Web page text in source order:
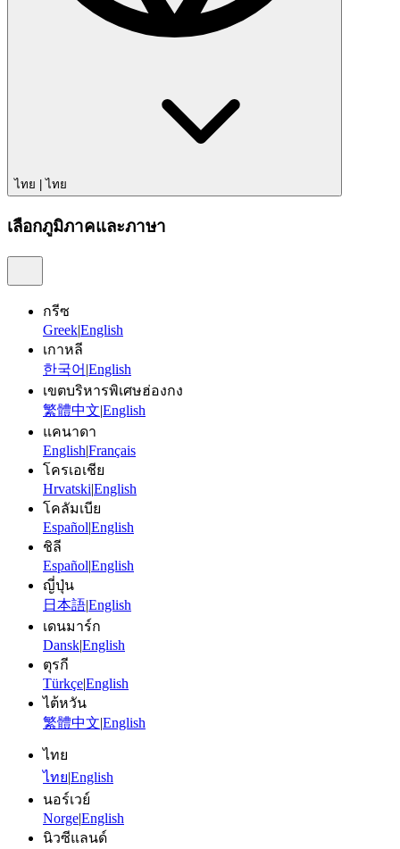
ไทย ไทย
เลือกภูมิภาคและภาษา
กรีซ
Greek|English
เกาหลี
한국어 |English
เขตบริหารพิเศษฮ่องกง
繁體中文|English
แคนาดา
English|Français
โครเอเชีย
Hrvatski|English
โคลัมเบีย
Español|English
ชิลี
Español|English
ญี่ปุ่น
日本語|English
เดนมาร์ก
Dansk|English
ตุรกี
Türkçe|English
ไต้หวัน
繁體中文|English
ไทย
ไทย|English
นอร์เวย์
Norge|English
นิวซีแลนด์